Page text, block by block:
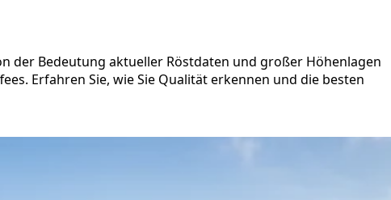
der Bedeutung aktueller Röstdaten und großer Höhenlagen
Erfahren Sie, wie Sie Qualität erkennen und die besten